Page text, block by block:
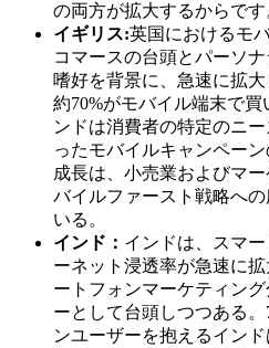
の両方が拡大するからです
イギリス:英国におけるモ
コマースの台頭とパーソ
嗜好を背景に、急速に拡
約70%がモバイル端末で
ンドは消費者の特定のニ
ったモバイルキャンペー
成長は、小売業およびマ
バイルファースト戦略へ
いる。
インド： インドは、スマ
ーネット浸透率が急速に
ートフォンマーケティン
ーとして台頭しつつある
ンユーザーを抱えるイン